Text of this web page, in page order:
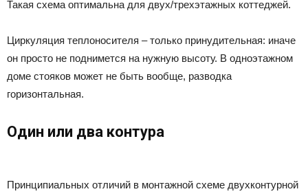
Такая схема оптимальна для двух/трехэтажных коттеджей.
Циркуляция теплоносителя – только принудительная: иначе
он просто не поднимется на нужную высоту. В одноэтажном
доме стояков может не быть вообще, разводка
горизонтальная.
Один или два контура
Принципиальных отличий в монтажной схеме двухконтурной